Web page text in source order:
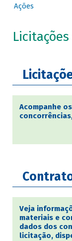
Ações
Acompanhe
Veja
materiais e
dados dos
licitação,